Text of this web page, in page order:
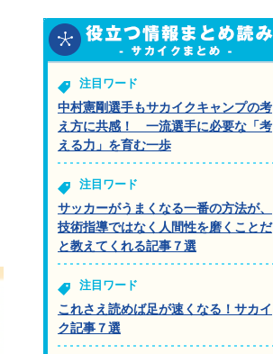
注目ワード
中村憲剛選手もサカイクキャンプの考
え方に共感！ 一流選手に必要な「考
える力」を育む一歩
注目ワード
サッカーがうまくなる一番の方法が、
技術指導ではなく人間性を磨くことだ
と教えてくれる記事７選
注目ワード
これさえ読めば足が速くなる！サカイ
ク記事７選